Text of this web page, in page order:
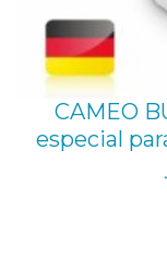
CAMEO
especial